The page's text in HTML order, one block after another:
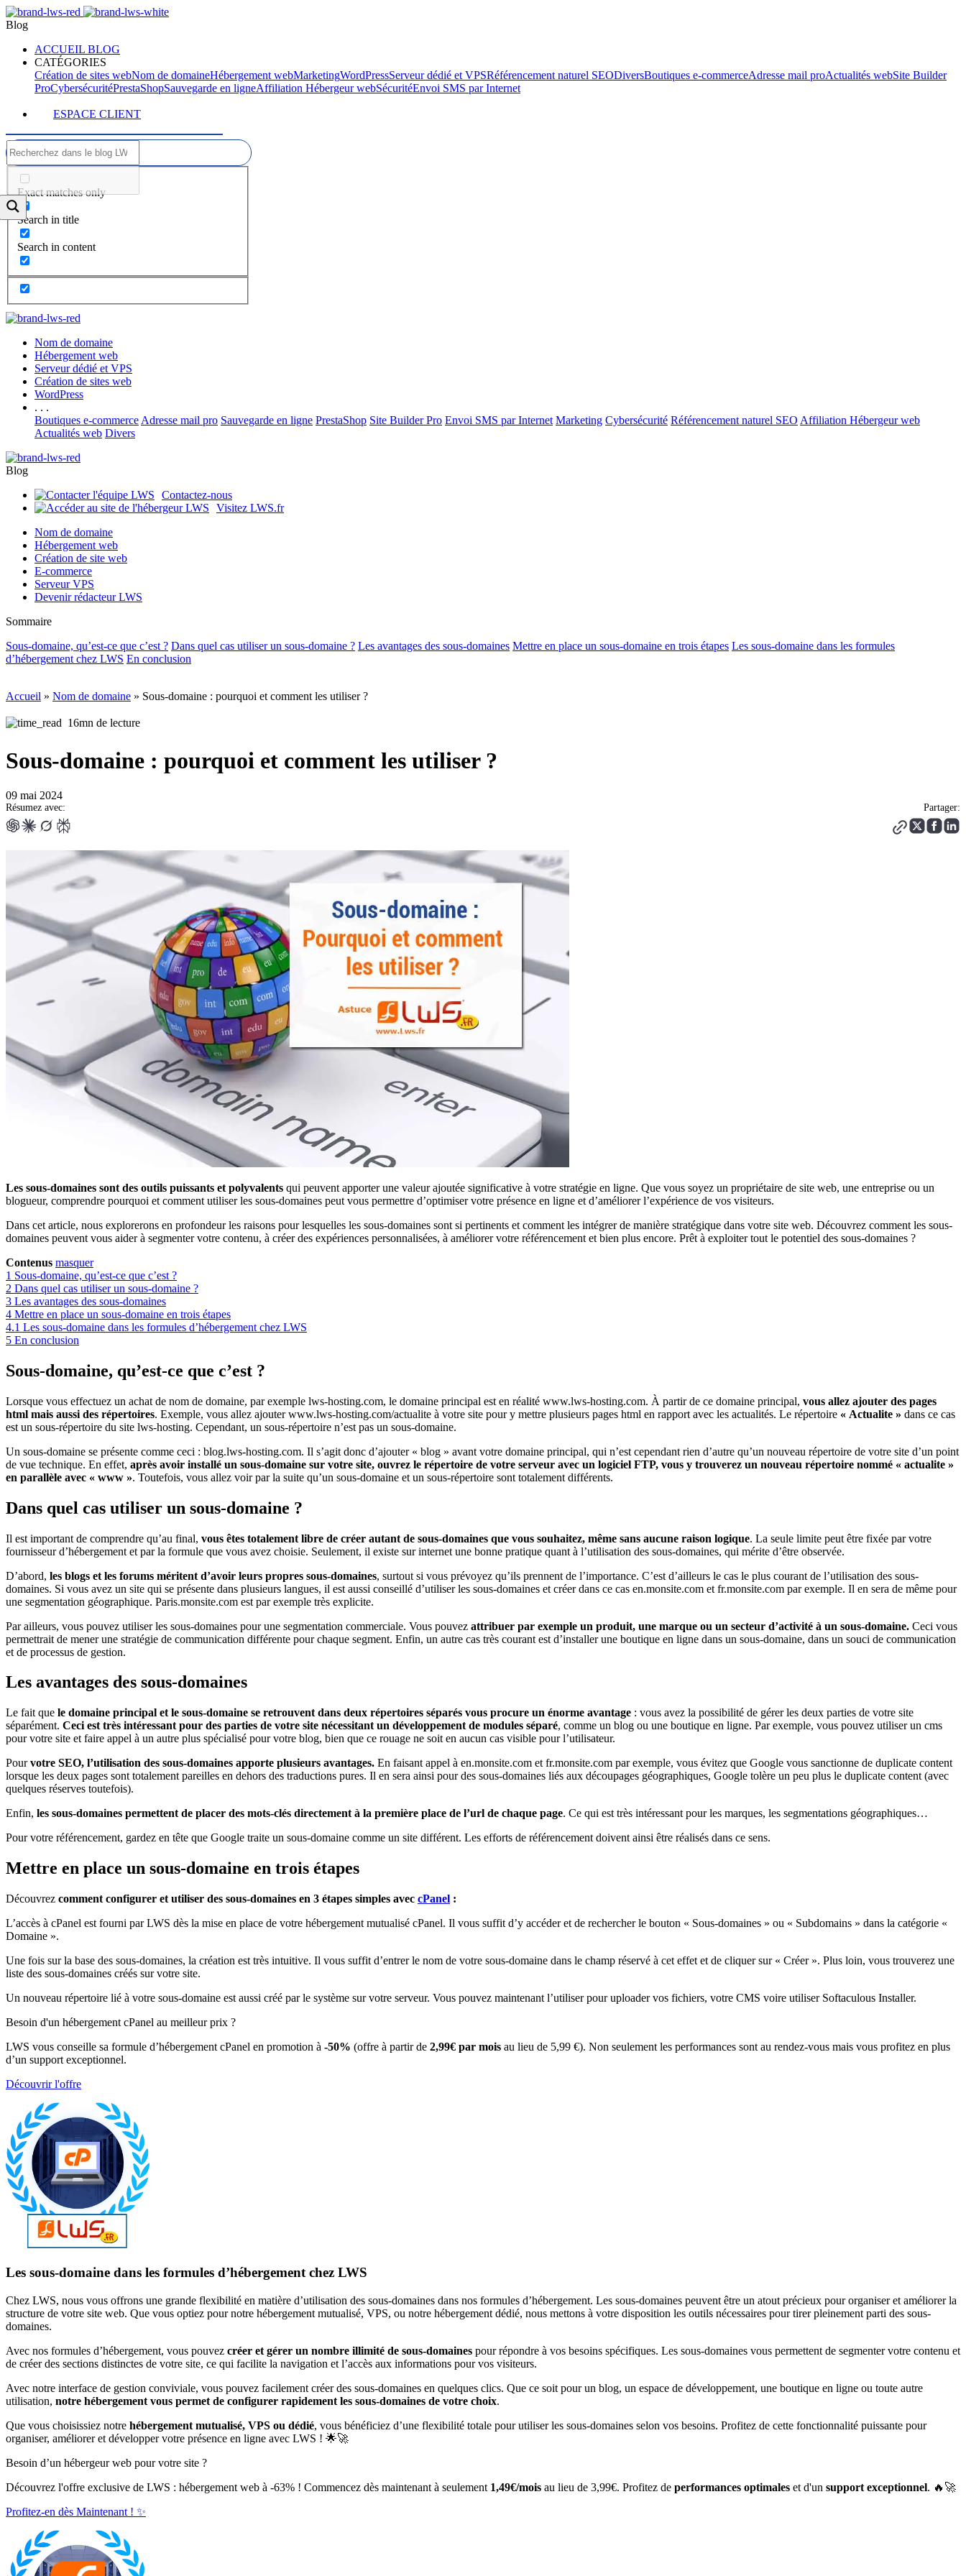
Blog
ACCUEIL BLOG
CATÉGORIES
Création de sites webNom de domaineHébergement webMarketingWordPressServeur dédié et VPSRéférencement naturel SEODiversBoutiques e-commerceAdresse mail proActualités webSite Builder
ProCybersécuritéPrestaShopSauvegarde en ligneAffiliation Hébergeur webSécuritéEnvoi SMS par Internet
ESPACE CLIENT
Exact matches only
Search in title
Search in content
Nom de domaine
Hébergement web
Serveur dédié et VPS
Création de sites web
WordPress
. . .
Boutiques e-commerce Adresse mail pro Sauvegarde en ligne PrestaShop Site Builder Pro Envoi SMS par Internet Marketing Cybersécurité Référencement naturel SEO Affiliation Hébergeur web
Actualités web Divers
Blog
Contactez-nous
Visitez LWS.fr
Nom de domaine
Hébergement web
Création de site web
E-commerce
Serveur VPS
Devenir rédacteur LWS
Sommaire
Sous-domaine, qu’est-ce que c’est ? Dans quel cas utiliser un sous-domaine ? Les avantages des sous-domaines Mettre en place un sous-domaine en trois étapes Les sous-domaine dans les formules
d’hébergement chez LWS En conclusion
Accueil » Nom de domaine » Sous-domaine : pourquoi et comment les utiliser ?
16mn de lecture
Sous-domaine : pourquoi et comment les utiliser ?
09 mai 2024
Résumez avec: Partager:
Les sous-domaines sont des outils puissants et polyvalents qui peuvent apporter une valeur ajoutée significative à votre stratégie en ligne. Que vous soyez un propriétaire de site web, une entreprise ou un
blogueur, comprendre pourquoi et comment utiliser les sous-domaines peut vous permettre d’optimiser votre présence en ligne et d’améliorer l’expérience de vos visiteurs.
Dans cet article, nous explorerons en profondeur les raisons pour lesquelles les sous-domaines sont si pertinents et comment les intégrer de manière stratégique dans votre site web. Découvrez comment les sous-
domaines peuvent vous aider à segmenter votre contenu, à créer des expériences personnalisées, à améliorer votre référencement et bien plus encore. Prêt à exploiter tout le potentiel des sous-domaines ?
Contenus masquer
1 Sous-domaine, qu’est-ce que c’est ?
2 Dans quel cas utiliser un sous-domaine ?
3 Les avantages des sous-domaines
4 Mettre en place un sous-domaine en trois étapes
4.1 Les sous-domaine dans les formules d’hébergement chez LWS
5 En conclusion
Sous-domaine, qu’est-ce que c’est ?
Lorsque vous effectuez un achat de nom de domaine, par exemple lws-hosting.com, le domaine principal est en réalité www.lws-hosting.com. À partir de ce domaine principal, vous allez ajouter des pages
html mais aussi des répertoires. Exemple, vous allez ajouter www.lws-hosting.com/actualite à votre site pour y mettre plusieurs pages html en rapport avec les actualités. Le répertoire « Actualite » dans ce cas
est un sous-répertoire du site lws-hosting. Cependant, un sous-répertoire n’est pas un sous-domaine.
Un sous-domaine se présente comme ceci : blog.lws-hosting.com. Il s’agit donc d’ajouter « blog » avant votre domaine principal, qui n’est cependant rien d’autre qu’un nouveau répertoire de votre site d’un point
de vue technique. En effet, après avoir installé un sous-domaine sur votre site, ouvrez le répertoire de votre serveur avec un logiciel FTP, vous y trouverez un nouveau répertoire nommé « actualite »
en parallèle avec « www ». Toutefois, vous allez voir par la suite qu’un sous-domaine et un sous-répertoire sont totalement différents.
Dans quel cas utiliser un sous-domaine ?
Il est important de comprendre qu’au final, vous êtes totalement libre de créer autant de sous-domaines que vous souhaitez, même sans aucune raison logique. La seule limite peut être fixée par votre
fournisseur d’hébergement et par la formule que vous avez choisie. Seulement, il existe sur internet une bonne pratique quant à l’utilisation des sous-domaines, qui mérite d’être observée.
D’abord, les blogs et les forums méritent d’avoir leurs propres sous-domaines, surtout si vous prévoyez qu’ils prennent de l’importance. C’est d’ailleurs le cas le plus courant de l’utilisation des sous-
domaines. Si vous avez un site qui se présente dans plusieurs langues, il est aussi conseillé d’utiliser les sous-domaines et créer dans ce cas en.monsite.com et fr.monsite.com par exemple. Il en sera de même pour
une segmentation géographique. Paris.monsite.com est par exemple très explicite.
Par ailleurs, vous pouvez utiliser les sous-domaines pour une segmentation commerciale. Vous pouvez attribuer par exemple un produit, une marque ou un secteur d’activité à un sous-domaine. Ceci vous
permettrait de mener une stratégie de communication différente pour chaque segment. Enfin, un autre cas très courant est d’installer une boutique en ligne dans un sous-domaine, dans un souci de communication
et de processus de gestion.
Les avantages des sous-domaines
Le fait que le domaine principal et le sous-domaine se retrouvent dans deux répertoires séparés vous procure un énorme avantage : vous avez la possibilité de gérer les deux parties de votre site
séparément. Ceci est très intéressant pour des parties de votre site nécessitant un développement de modules séparé, comme un blog ou une boutique en ligne. Par exemple, vous pouvez utiliser un cms
pour votre site et faire appel à un autre plus spécialisé pour votre blog, bien que ce rouage ne soit en aucun cas visible pour l’utilisateur.
Pourvotre SEO, l’utilisation des sous-domaines apporte plusieurs avantages. En faisant appel à en.monsite.com et fr.monsite.com par exemple, vous évitez que Google vous sanctionne de duplicate content
lorsque les deux pages sont totalement pareilles en dehors des traductions pures. Il en sera ainsi pour des sous-domaines liés aux découpages géographiques, Google tolère un peu plus le duplicate content (avec
quelques réserves toutefois).
Enfin, les sous-domaines permettent de placer des mots-clés directement à la première place de l’url de chaque page. Ce qui est très intéressant pour les marques, les segmentations géographiques…
Pour votre référencement, gardez en tête que Google traite un sous-domaine comme un site différent. Les efforts de référencement doivent ainsi être réalisés dans ce sens.
Mettre en place un sous-domaine en trois étapes
Découvrez comment configurer et utiliser des sous-domaines en 3 étapes simples avec cPanel :
L’accès à cPanel est fourni par LWS dès la mise en place de votre hébergement mutualisé cPanel. Il vous suffit d’y accéder et de rechercher le bouton « Sous-domaines » ou « Subdomains » dans la catégorie «
Domaine ».
Une fois sur la base des sous-domaines, la création est très intuitive. Il vous suffit d’entrer le nom de votre sous-domaine dans le champ réservé à cet effet et de cliquer sur « Créer ». Plus loin, vous trouverez une
liste des sous-domaines créés sur votre site.
Un nouveau répertoire lié à votre sous-domaine est aussi créé par le système sur votre serveur. Vous pouvez maintenant l’utiliser pour uploader vos fichiers, votre CMS voire utiliser Softaculous Installer.
Besoin d'un hébergement cPanel au meilleur prix ?
LWS vous conseille sa formule d’hébergement cPanel en promotion à -50% (offre à partir de 2,99€ par mois au lieu de 5,99 €). Non seulement les performances sont au rendez-vous mais vous profitez en plus
d’un support exceptionnel.
Découvrir l'offre
Les sous-domaine dans les formules d’hébergement chez LWS
Chez LWS, nous vous offrons une grande flexibilité en matière d’utilisation des sous-domaines dans nos formules d’hébergement. Les sous-domaines peuvent être un atout précieux pour organiser et améliorer la
structure de votre site web. Que vous optiez pour notre hébergement mutualisé, VPS, ou notre hébergement dédié, nous mettons à votre disposition les outils nécessaires pour tirer pleinement parti des sous-
domaines.
Avec nos formules d’hébergement, vous pouvez créer et gérer un nombre illimité de sous-domaines pour répondre à vos besoins spécifiques. Les sous-domaines vous permettent de segmenter votre contenu et
de créer des sections distinctes de votre site, ce qui facilite la navigation et l’accès aux informations pour vos visiteurs.
Avec notre interface de gestion conviviale, vous pouvez facilement créer des sous-domaines en quelques clics. Que ce soit pour un blog, un espace de développement, une boutique en ligne ou toute autre
utilisation, notre hébergement vous permet de configurer rapidement les sous-domaines de votre choix.
Que vous choisissiez notre hébergement mutualisé, VPS ou dédié, vous bénéficiez d’une flexibilité totale pour utiliser les sous-domaines selon vos besoins. Profitez de cette fonctionnalité puissante pour
organiser, améliorer et développer votre présence en ligne avec LWS ! 🌟🚀
Besoin d’un hébergeur web pour votre site ?
Découvrez l'offre exclusive de LWS : hébergement web à -63% ! Commencez dès maintenant à seulement 1,49€/mois au lieu de 3,99€. Profitez de performances optimales et d'un support exceptionnel. 🔥🚀
Profitez-en dès Maintenant ! ✨